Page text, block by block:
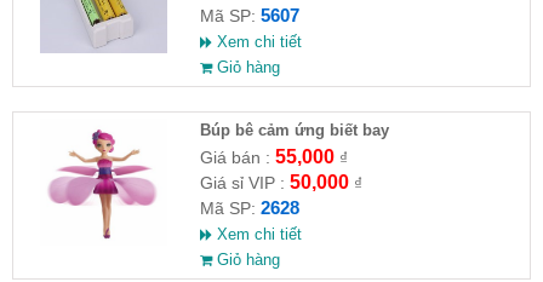
Mã SP: 5607
Xem chi tiết
Giỏ hàng
​Búp bê cảm ứng biết bay
Giá bán : 55,000₫
Giá sỉ VIP : 50,000₫
Mã SP: 2628
Xem chi tiết
Giỏ hàng